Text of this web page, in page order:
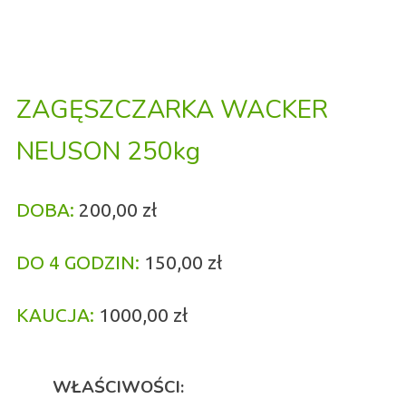
ZAGĘSZCZARKA WACKER
NEUSON 250kg
DOBA: 200,00 zł
DO 4 GODZIN: 150,00 zł
KAUCJA: 1000,00 zł
WŁAŚCIWOŚCI: